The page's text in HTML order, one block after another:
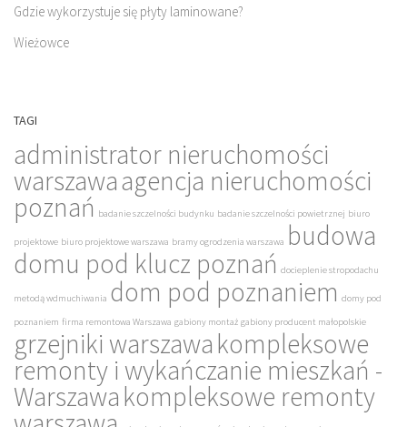
Gdzie wykorzystuje się płyty laminowane?
Wieżowce
TAGI
administrator nieruchomości
warszawaagencja nieruchomości
poznań badanie szczelności budynku badanie szczelności powietrznej biuro
projektowe biuro projektowe warszawa bramy ogrodzenia warszawa budowa
domu pod klucz poznań docieplenie stropodachu
metodą wdmuchiwania dom pod poznaniem domy pod
poznaniem firma remontowa Warszawa gabiony montaż gabiony producent małopolskie
grzejniki warszawakompleksowe
remonty i wykańczanie mieszkań -
Warszawakompleksowe remonty